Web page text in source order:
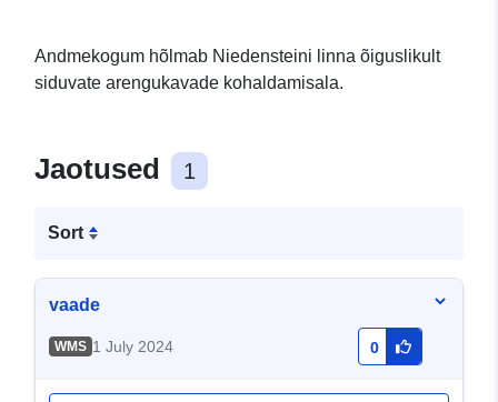
Andmekogum hõlmab Niedensteini linna õiguslikult
siduvate arengukavade kohaldamisala.
Jaotused 1
Sort
vaade
WMS 1 July 2024 0